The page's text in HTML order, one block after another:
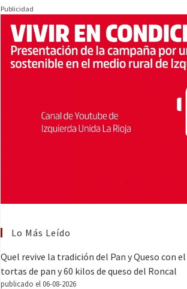
Publicidad
Lo Más Leído
Quel revive la tradición del Pan y Queso con
tortas de pan y 60 kilos de queso del Roncal
publicado el 06-08-2026